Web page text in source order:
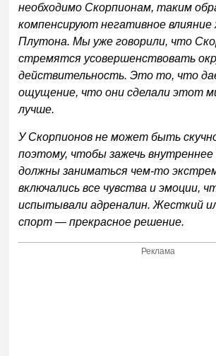
необходимо Скорпионам, таким
компенсируют негативное влияние
Плутона. Мы уже говорили, что
стремятся усовершенствовать
действительность. Это то, что
ощущение, что они сделали этот
лучше.
У Скорпионов не может быть
поэтому, чтобы зажечь
должны заниматься чем-то
включались все чувства и эмоции,
испытывали адреналин. Жесткий
спорт — прекрасное решение.
Реклама